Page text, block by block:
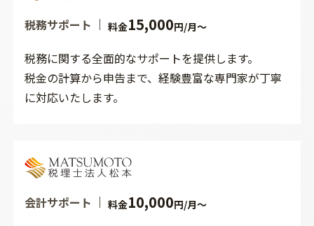
税務サポート 料金15,000円/月～
税務に関する全面的なサポートを提供します。
税金の計算から申告まで、経験豊富な専門家が丁寧
に対応いたします。
会計サポート 料金10,000円/月～